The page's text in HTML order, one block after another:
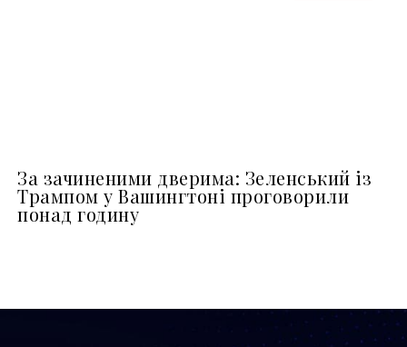
За зачиненими дверима: Зеленський із
Трампом у Вашингтоні проговорили
понад годину